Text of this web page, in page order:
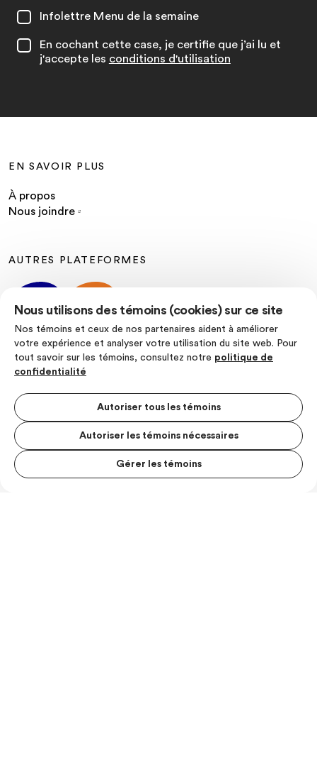
Nous utilisons des témoins (cookies) sur ce site
Nos témoins et ceux de nos partenaires aident à améliorer
votre expérience et analyser votre utilisation du site web. Pour
tout savoir sur les témoins, consultez notre politique de
confidentialité
Autoriser tous les témoins
Autoriser les témoins nécessaires
Gérer les témoins
Infolettre Menu de la semaine
En cochant cette case, je certifie que j’ai lu et
j'accepte les conditions d'utilisation
EN SAVOIR PLUS
À propos
Nous joindre
AUTRES PLATEFORMES
Politique de confidentialité
Conditions d’utilisation
© Les Producteurs de lait du Quebec
MENU